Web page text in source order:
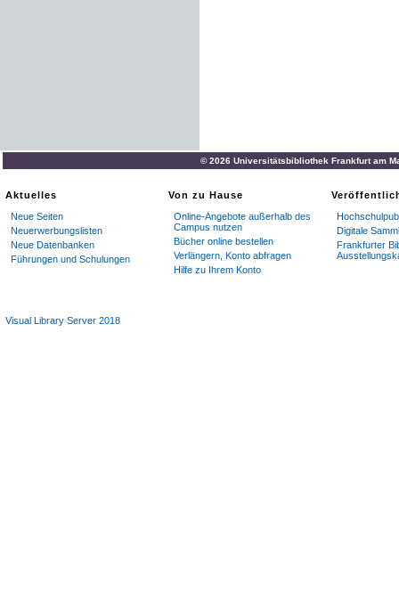
© 2026 Universitätsbibliothek Frankfurt am
Aktuelles
Neue Seiten
Neuerwerbungslisten
Neue Datenbanken
Führungen und Schulungen
Von zu Hause
Online-Angebote außerhalb des
Campus nutzen
Bücher online bestellen
Verlängern, Konto abfragen
Hilfe zu Ihrem Konto
Digitale
Frankfurter
Visual Library Server 2018